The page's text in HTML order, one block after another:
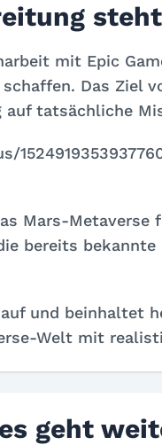
mit Epic
Das Ziel
auf tatsächliche
Mars-Metaverse
bereits
und beinhaltet
Welt mit
geht